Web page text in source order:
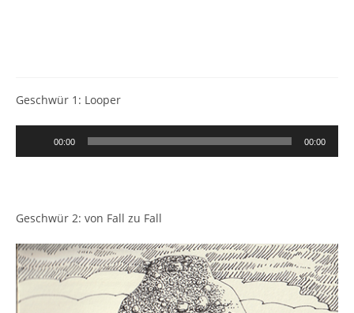
Geschwür 1: Looper
Player
00:00 00:00
Geschwür 2: von Fall zu Fall